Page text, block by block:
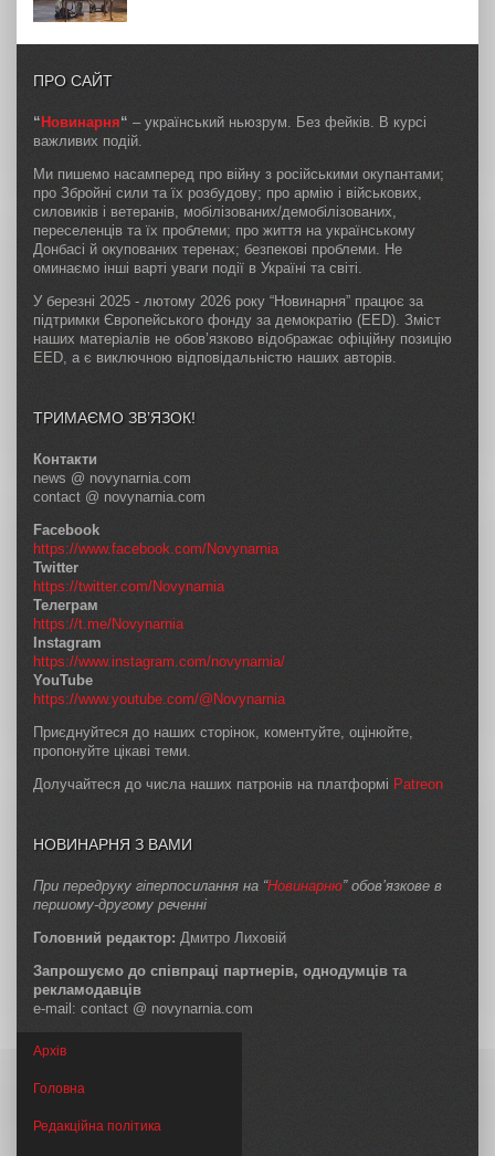
ПРО САЙТ
“ Новинарня“ – український ньюзрум. Без фейків. В курсі
важливих подій.
Ми пишемо насамперед про війну з російськими окупантами;
про Збройні сили та їх розбудову; про армію і військових,
силовиків і ветеранів, мобілізованих/демобілізованих,
переселенців та їх проблеми; про життя на українському
Донбасі й окупованих теренах; безпекові проблеми. Не
оминаємо інші варті уваги події в Україні та світі.
У березні 2025 - лютому 2026 року “Новинарня” працює за
підтримки Європейського фонду за демократію (EED). Зміст
наших матеріалів не обов’язково відображає офіційну позицію
EED, а є виключною відповідальністю наших авторів.
ТРИМАЄМО ЗВ’ЯЗОК!
Контакти
news @ novynarnia.com
contact @ novynarnia.com
Facebook
https://www.facebook.com/Novynarnia
Twitter
https://twitter.com/Novynarnia
Телеграм
https://t.me/Novynarnia
Instagram
https://www.instagram.com/novynarnia/
YouTube
https://www.youtube.com/@Novynarnia
Приєднуйтеся до наших сторінок, коментуйте, оцінюйте,
пропонуйте цікаві теми.
Долучайтеся до числа наших патронів на платформі Patreon
НОВИНАРНЯ З ВАМИ
При передруку гіперпосилання на “Новинарню” обов’язкове в
першому-другому реченні
Головний редактор: Дмитро Лиховій
Запрошуємо до співпраці партнерів, однодумців та
рекламодавців
e-mail: contact @ novynarnia.com
Архів
Головна
Редакційна політика